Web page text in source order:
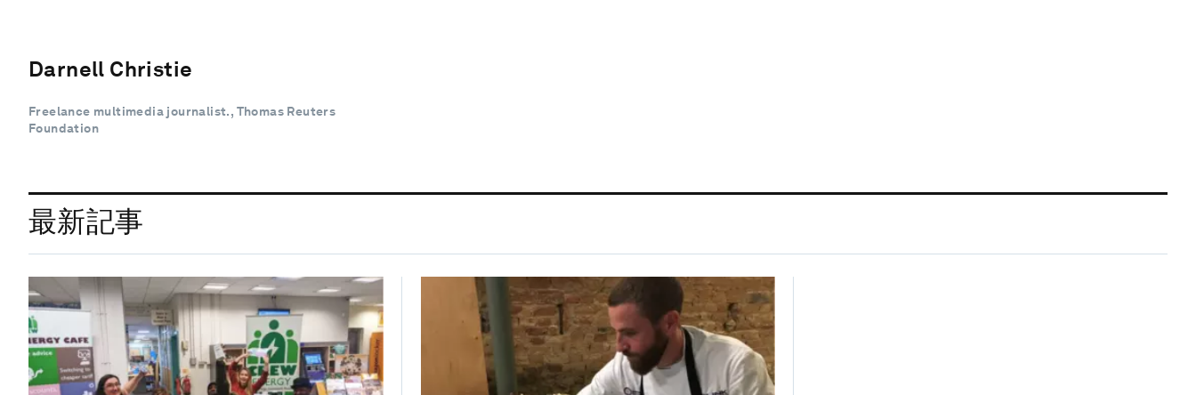
Darnell Christie
Freelance multimedia journalist., Thomas Reuters
Foundation
最新記事